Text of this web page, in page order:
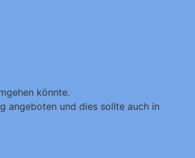
könnte.
angeboten und dies sollte auch in